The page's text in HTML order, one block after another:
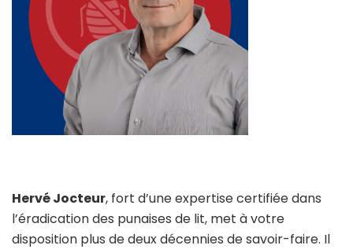
Hervé Jocteur, fort d’une expertise certifiée dans
l’éradication des punaises de lit, met à votre
disposition plus de deux décennies de savoir-faire. Il